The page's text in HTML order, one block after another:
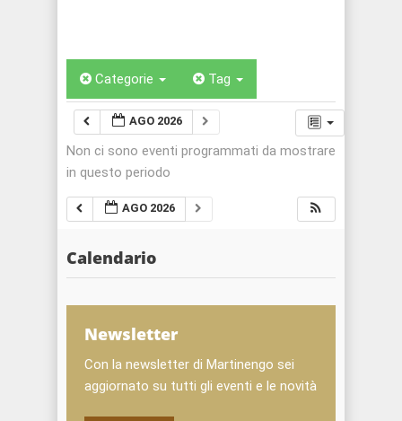
Categorie Tag
AGO 2026
Non ci sono eventi programmati da mostrare
in questo periodo
AGO 2026
Calendario
Newsletter
Con la newsletter di Martinengo sei
aggiornato su tutti gli eventi e le novità